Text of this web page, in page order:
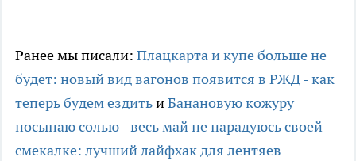
Ранее мы писали: Плацкарта и купе больше не
будет: новый вид вагонов появится в РЖД - как
теперь будем ездитьиБанановую кожуру
посыпаю солью - весь май не нарадуюсь своей
смекалке: лучший лайфхак для лентяев